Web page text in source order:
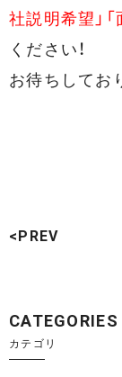
社説明希望」
ください！
お待ちしてお
<PREV
CATEGORIES
カテゴリ